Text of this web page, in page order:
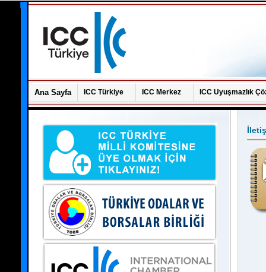
Ana Sayfa ICC Türkiye ICC Merkez ICC Uyuşmazlık